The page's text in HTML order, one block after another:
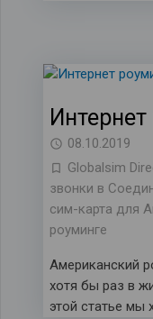
08.10.2019
Globalsim
звонки в
сим-карта для
роуминге
Американский
хотя бы раз в
этой статье мы